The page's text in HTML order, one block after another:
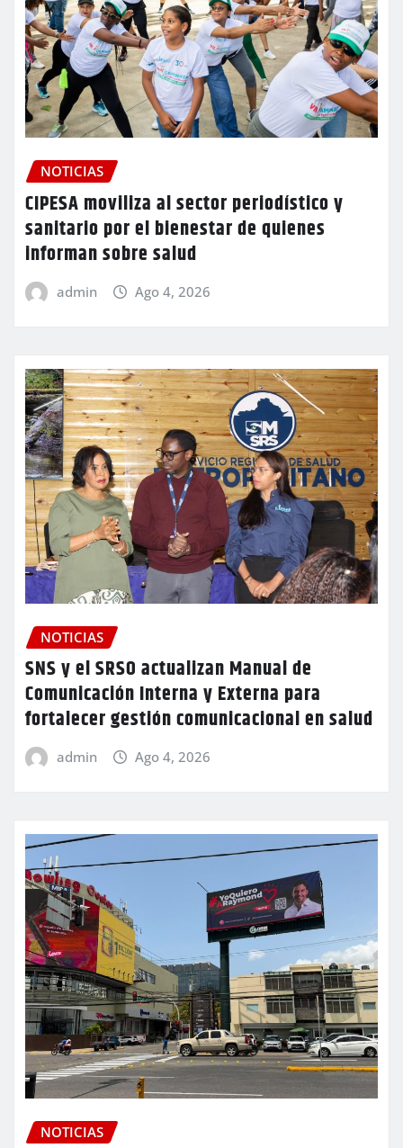
NOTICIAS
CIPESA moviliza al sector periodístico y
sanitario por el bienestar de quienes
informan sobre salud
admin Ago 4, 2026
NOTICIAS
SNS y el SRSO actualizan Manual de
Comunicación Interna y Externa para
fortalecer gestión comunicacional en salud
admin Ago 4, 2026
NOTICIAS